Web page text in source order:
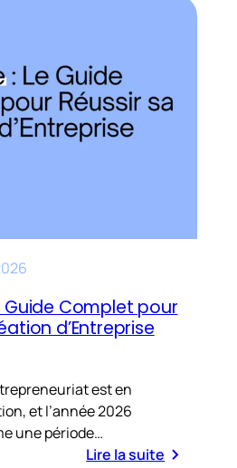
Guide Complet pour
d’Entreprise
est en
et l’année 2026
une période…
Lire la suite